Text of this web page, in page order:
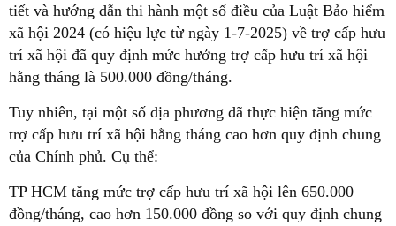
tiết và hướng dẫn thi hành một số điều của Luật Bảo hiểm
xã hội 2024 (có hiệu lực từ ngày 1-7-2025) về trợ cấp hưu
trí xã hội đã quy định mức hưởng trợ cấp hưu trí xã hội
hằng tháng là 500.000 đồng/tháng.
Tuy nhiên, tại một số địa phương đã thực hiện tăng mức
trợ cấp hưu trí xã hội hằng tháng cao hơn quy định chung
của Chính phủ. Cụ thể:
TP HCM tăng mức trợ cấp hưu trí xã hội lên 650.000
đồng/tháng, cao hơn 150.000 đồng so với quy định chung